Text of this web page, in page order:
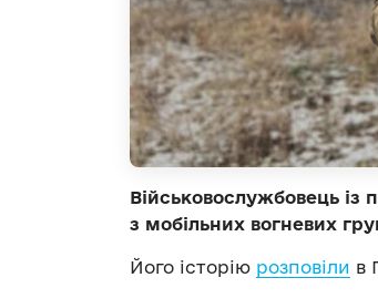
Військовослужбовець із
з мобільних вогневих
Його історію розповіли в